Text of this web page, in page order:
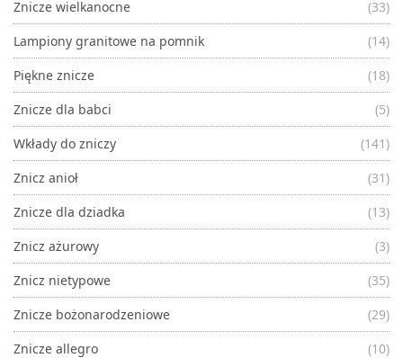
Znicze wielkanocne
(33)
Lampiony granitowe na pomnik
(14)
Piękne znicze
(18)
Znicze dla babci
(5)
Wkłady do zniczy
(141)
Znicz anioł
(31)
Znicze dla dziadka
(13)
Znicz ażurowy
(3)
Znicz nietypowe
(35)
Znicze bożonarodzeniowe
(29)
Znicze allegro
(10)